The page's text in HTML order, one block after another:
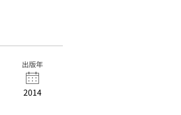
出版年
2014